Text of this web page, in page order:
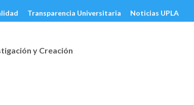
Transparencia Universitaria Noticias UPLA
y Creación